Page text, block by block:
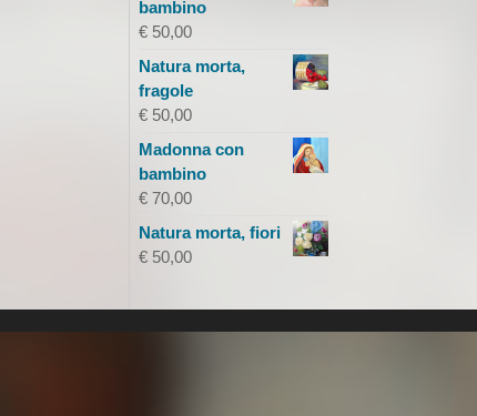
bambino
€ 50,00
Natura morta,
fragole
€ 50,00
Madonna con
bambino
€ 70,00
Natura morta, fiori
€ 50,00